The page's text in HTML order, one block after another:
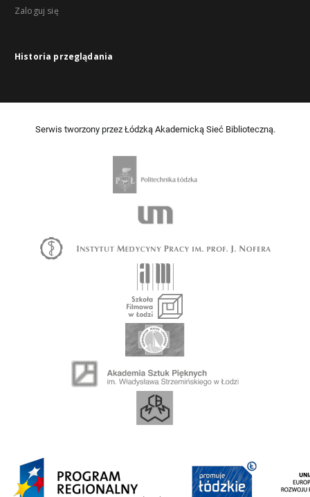
Zaloguj się
Historia przeglądania
Serwis tworzony przez Łódzką Akademicką Sieć Biblioteczną.